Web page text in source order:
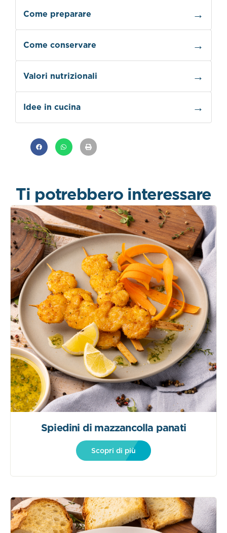
Come preparare
Come conservare
Valori nutrizionali
Idee in cucina
Ti potrebbero interessare
Spiedini di mazzancolla panati
Scopri di più